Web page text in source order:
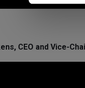
CEO and Vice-